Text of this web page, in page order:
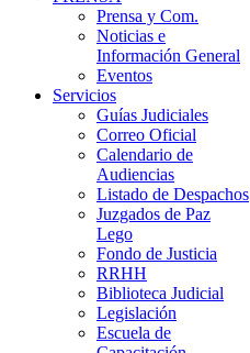
Prensa y Com.
Noticias e
Información General
Eventos
Servicios
Guías Judiciales
Correo Oficial
Calendario de
Audiencias
Listado de Despachos
Juzgados de Paz
Lego
Fondo de Justicia
RRHH
Biblioteca Judicial
Legislación
Escuela de